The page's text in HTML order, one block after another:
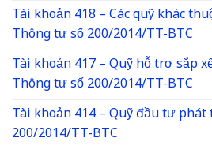
Tài khoản 418 – Các quỹ khác
Thông tư số 200/2014/TT-BTC
Tài khoản 417 – Quỹ hỗ trợ sắp
Thông tư số 200/2014/TT-BTC
Tài khoản 414 – Quỹ đầu tư
200/2014/TT-BTC